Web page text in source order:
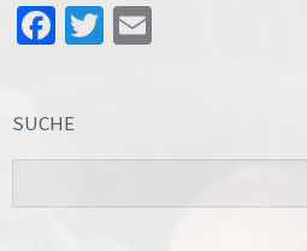
Facebook
Twitter
SUCHE